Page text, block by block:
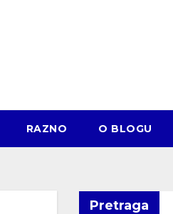
RAZNO O BLOGU
Pretraga